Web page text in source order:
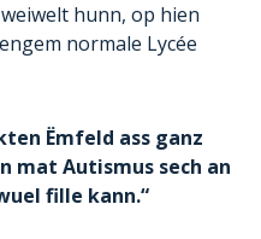
hunn, op hien
normale Lycée
Ëmfeld ass ganz
mat Autismus sech an
fille kann.“